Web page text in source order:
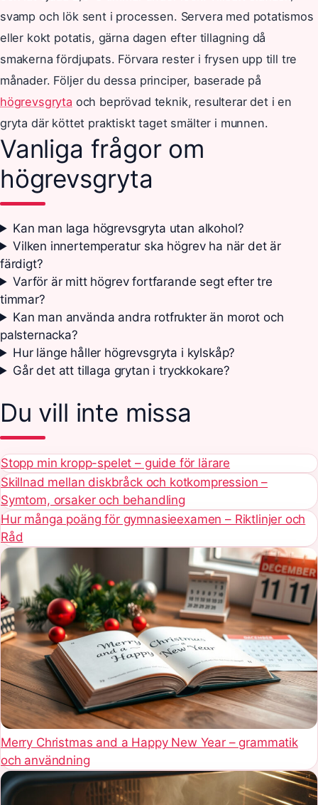
svamp och lök sent i processen. Servera med potatismos
eller kokt potatis, gärna dagen efter tillagning då
smakerna fördjupats. Förvara rester i frysen upp till tre
månader. Följer du dessa principer, baserade på
högrevsgryta och beprövad teknik, resulterar det i en
gryta där köttet praktiskt taget smälter i munnen.
Vanliga frågor om
högrevsgryta
Kan man laga högrevsgryta utan alkohol?
Vilken innertemperatur ska högrev ha när det är
färdigt?
Varför är mitt högrev fortfarande segt efter tre
timmar?
Kan man använda andra rotfrukter än morot och
palsternacka?
Hur länge håller högrevsgryta i kylskåp?
Går det att tillaga grytan i tryckkokare?
Du vill inte missa
Stopp min kropp-spelet – guide för lärare
Skillnad mellan diskbråck och kotkompression –
Symtom, orsaker och behandling
Hur många poäng för gymnasieexamen – Riktlinjer och
Råd
Merry Christmas and a Happy New Year – grammatik
och användning